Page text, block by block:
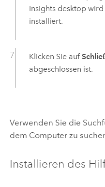
Insights desktopwird
installiert.
Klicken Sie auf
abgeschlossen ist.
Verwenden Sie die
dem Computer zu
Installieren des